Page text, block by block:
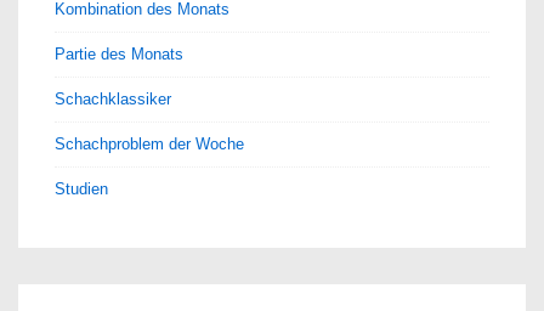
Kombination des Monats
Partie des Monats
Schachklassiker
Schachproblem der Woche
Studien